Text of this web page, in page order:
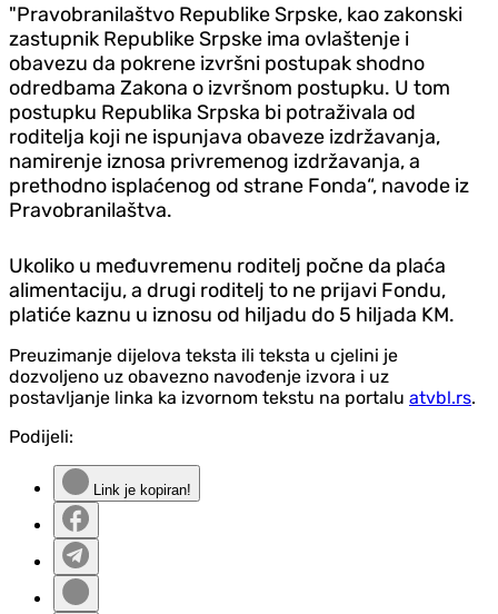
"Pravobranilaštvo Republike Srpske, kao zakonski
zastupnik Republike Srpske ima ovlaštenje i
obavezu da pokrene izvršni postupak shodno
odredbama Zakona o izvršnom postupku. U tom
postupku Republika Srpska bi potraživala od
roditelja koji ne ispunjava obaveze izdržavanja,
namirenje iznosa privremenog izdržavanja, a
prethodno isplaćenog od strane Fonda“, navode iz
Pravobranilaštva.
Ukoliko u međuvremenu roditelj počne da plaća
alimentaciju, a drugi roditelj to ne prijavi Fondu,
platiće kaznu u iznosu od hiljadu do 5 hiljada KM.
Preuzimanje dijelova teksta ili teksta u cjelini je
dozvoljeno uz obavezno navođenje izvora i uz
postavljanje linka ka izvornom tekstu na portalu atvbl.rs.
Podijeli:
Link je kopiran!